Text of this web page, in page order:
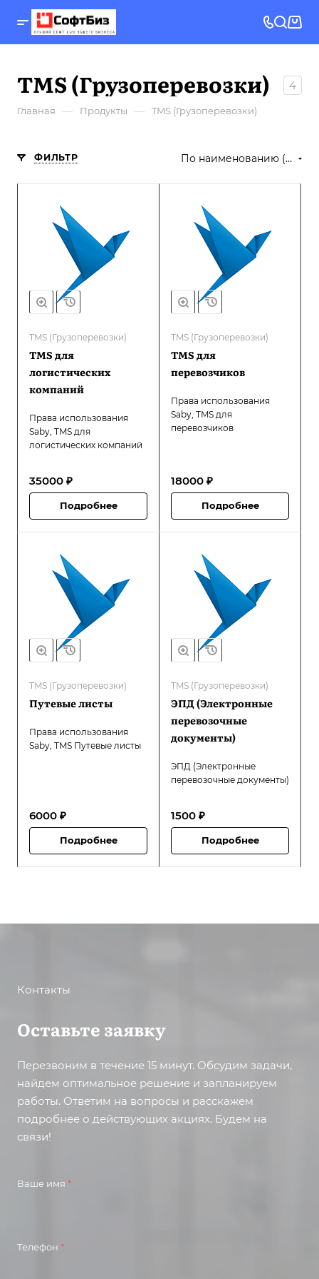
TMS (Грузоперевозки) 4
Главная — Продукты — TMS (Грузоперевозки)
ФИЛЬТР По наименованию (А-Я)
TMS (Грузоперевозки)
TMS для
логистических
компаний
Права использования
Saby, TMS для
логистических компаний
35000 ₽
Подробнее
TMS (Грузоперевозки)
TMS для
перевозчиков
Права использования
Saby, TMS для
перевозчиков
18000 ₽
Подробнее
TMS (Грузоперевозки)
Путевые листы
Права использования
Saby, TMS Путевые листы
6000 ₽
Подробнее
TMS (Грузоперевозки)
ЭПД (Электронные
перевозочные
документы)
ЭПД (Электронные
перевозочные документы)
1500 ₽
Подробнее
Контакты
Оставьте заявку
Перезвоним в течение 15 минут. Обсудим задачи,
найдем оптимальное решение и запланируем
работы. Ответим на вопросы и расскажем
подробнее о действующих акциях. Будем на
связи!
Ваше имя *
Телефон *